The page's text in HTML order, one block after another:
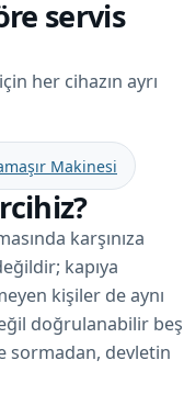
servis
her cihazın ayrı
Makinesi
karşınıza
kapıya
kişiler de aynı
doğrulanabilir beş
sormadan, devletin